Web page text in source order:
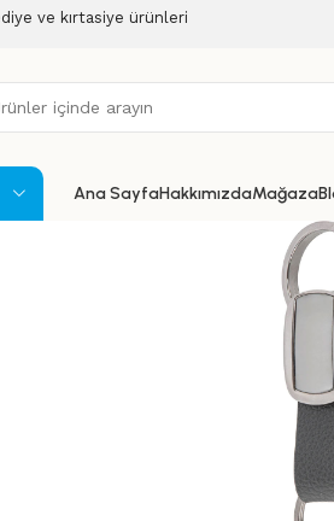
ve kırtasiye ürünleri
Ana SayfaHakkımızdaMağaza